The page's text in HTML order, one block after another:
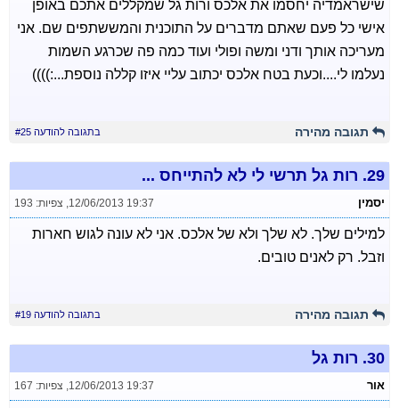
שישראמדיה יחסמו את אלכס ורות גל שמקללים אתכם באופן
אישי כל פעם שאתם מדברים על התוכנית והמששתפים שם. אני
מעריכה אותך ודני ומשה ופולי ועוד כמה פה שכרגע השמות
נעלמו לי....וכעת בטח אלכס יכתוב עליי איזו קללה נוספת...:))))
תגובה מהירה בתגובה להודעה #25
29. רות גל תרשי לי לא להתייחס ...
יסמין 12/06/2013 19:37
, צפיות: 193
למילים שלך. לא שלך ולא של אלכס. אני לא עונה לגוש חארות
וזבל. רק לאנים טובים.
תגובה מהירה בתגובה להודעה #19
30. רות גל
אור 12/06/2013 19:37
, צפיות: 167